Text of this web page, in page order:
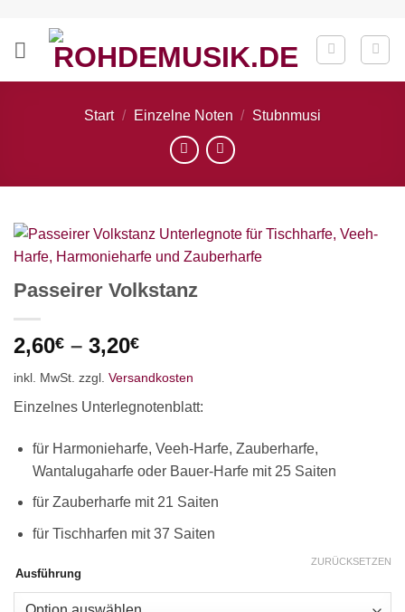
springen
Start / Einzelne Noten / Stubnmusi
Passeirer Volkstanz
2,60€ – 3,20€
inkl. MwSt. zzgl. Versandkosten
Einzelnes Unterlegnotenblatt:
für Harmonieharfe, Veeh-Harfe, Zauberharfe,
Wantalugaharfe oder Bauer-Harfe mit 25 Saiten
für Zauberharfe mit 21 Saiten
für Tischharfen mit 37 Saiten
Ausführung
ZURÜCKSETZEN